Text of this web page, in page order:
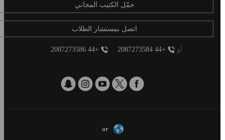
حمّل الكتيب المجاني
اتصل بمستشار الطلاب
+44 2087273584
+44 2087273586
ar